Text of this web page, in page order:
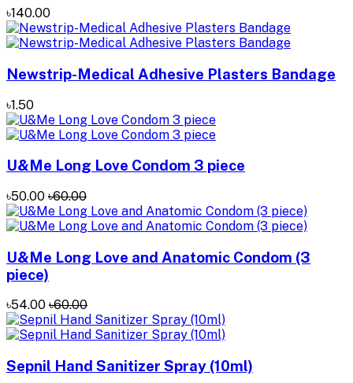
৳140.00
Newstrip-Medical Adhesive Plasters Bandage
৳1.50
U&Me Long Love Condom 3 piece
৳50.00 ৳60.00
U&Me Long Love and Anatomic Condom (3
piece)
৳54.00 ৳60.00
Sepnil Hand Sanitizer ‍Spray (10ml)